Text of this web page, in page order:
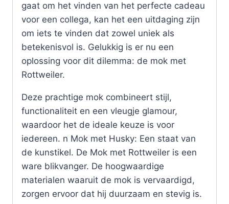
gaat om het vinden van het perfecte cadeau
voor een collega, kan het een uitdaging zijn
om iets te vinden dat zowel uniek als
betekenisvol is. Gelukkig is er nu een
oplossing voor dit dilemma: de mok met
Rottweiler.
Deze prachtige mok combineert stijl,
functionaliteit en een vleugje glamour,
waardoor het de ideale keuze is voor
iedereen. n Mok met Husky: Een staat van
de kunstikel. De Mok met Rottweiler is een
ware blikvanger. De hoogwaardige
materialen waaruit de mok is vervaardigd,
zorgen ervoor dat hij duurzaam en stevig is.